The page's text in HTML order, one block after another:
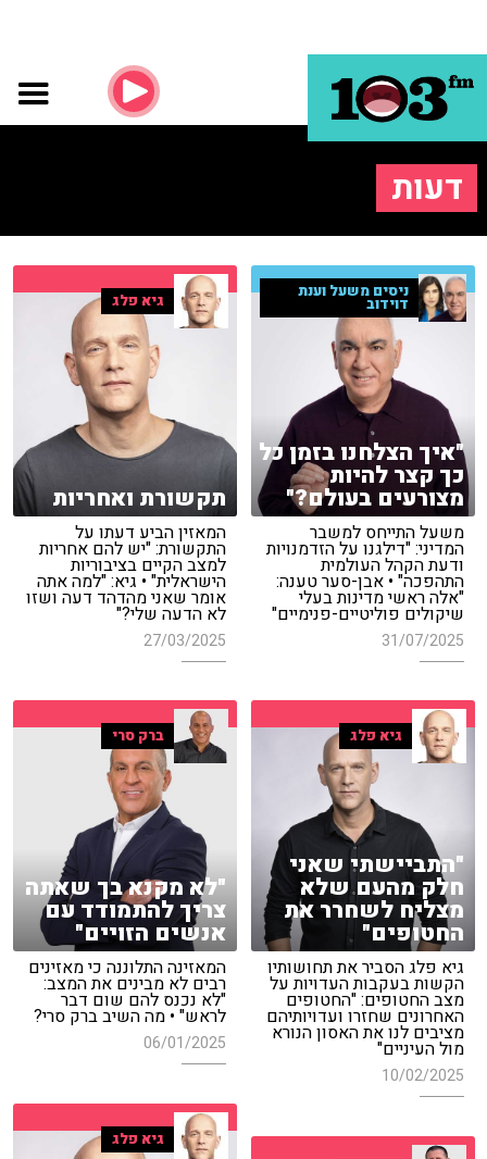
דעות
ניסים משעל וענת
דוידוב
"איך הצלחנו בזמן כל
כך קצר להיות
מצורעים בעולם?"
משעל התייחס למשבר
המדיני: "דילגנו על הזדמנויות
ודעת הקהל העולמית
התהפכה" • אבן-סער טענה:
"אלה ראשי מדינות בעלי
שיקולים פוליטיים-פנימיים"
31/07/2025
גיא פלג
תקשורת ואחריות
המאזין הביע דעתו על
התקשורת: "יש להם אחריות
למצב הקיים בציבוריות
הישראלית" • גיא: "למה אתה
אומר שאני מהדהד דעה ושזו
לא הדעה שלי?"
27/03/2025
גיא פלג
"התביישתי שאני
חלק מהעם שלא
מצליח לשחרר את
החטופים"
גיא פלג הסביר את תחושותיו
הקשות בעקבות העדויות על
מצב החטופים: "החטופים
האחרונים שחזרו ועדויותיהם
מציבים לנו את האסון הנורא
מול העיניים"
10/02/2025
ברק סרי
"לא מקנא בך שאתה
צריך להתמודד עם
אנשים הזויים"
המאזינה התלוננה כי מאזינים
רבים לא מבינים את המצב:
"לא נכנס להם שום דבר
לראש" • מה השיב ברק סרי?
06/01/2025
גיא פלג